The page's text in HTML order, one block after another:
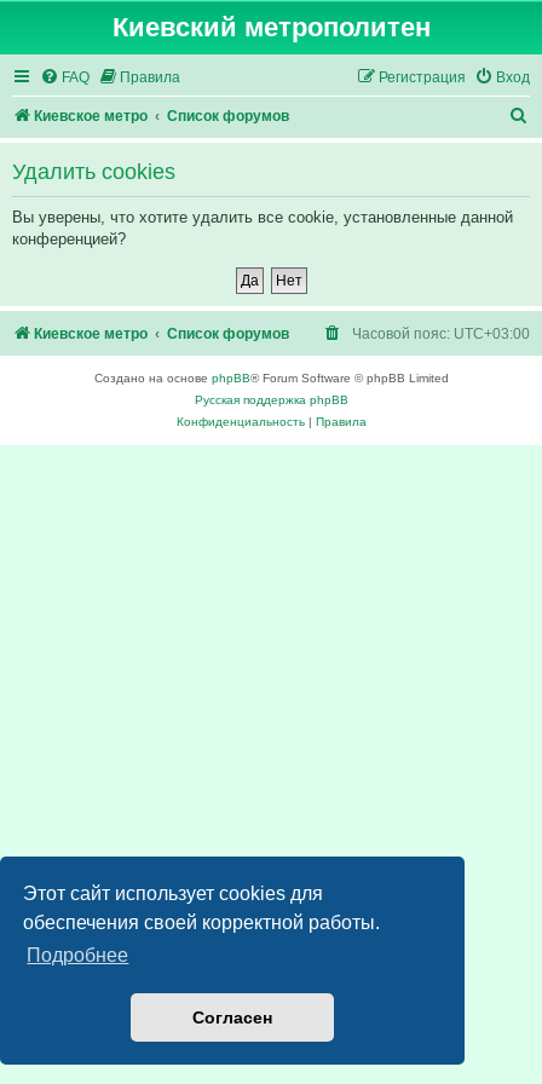
Этот сайт использует cookies для
обеспечения своей корректной работы.
Подробнее
Согласен
Киевский метрополитен
FAQ Правила Вход
Регистрация
Киевское метро Список форумов
о
Удалить cookies
Вы уверены, что хотите удалить все cookie, установленные данной
конференцией?
Киевское метро Список форумов Часовой пояс: UTC+03:00
Создано на основе phpBB® Forum Software © phpBB Limited
Русская поддержка phpBB
Конфиденциальность| Правила